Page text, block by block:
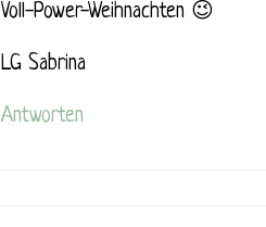
Voll-Power-Weihnachten 😉
LG Sabrina
Antworten